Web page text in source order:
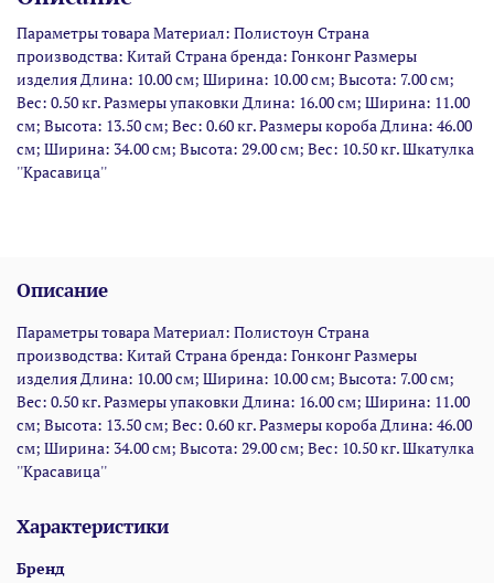
Параметры товара Материал: Полистоун Страна
производства: Китай Страна бренда: Гонконг Размеры
изделия Длина: 10.00 см; Ширина: 10.00 см; Высота: 7.00 см;
Вес: 0.50 кг. Размеры упаковки Длина: 16.00 см; Ширина: 11.00
см; Высота: 13.50 см; Вес: 0.60 кг. Размеры короба Длина: 46.00
см; Ширина: 34.00 см; Высота: 29.00 см; Вес: 10.50 кг. Шкатулка
''Красавица''
Описание
Параметры товара Материал: Полистоун Страна
производства: Китай Страна бренда: Гонконг Размеры
изделия Длина: 10.00 см; Ширина: 10.00 см; Высота: 7.00 см;
Вес: 0.50 кг. Размеры упаковки Длина: 16.00 см; Ширина: 11.00
см; Высота: 13.50 см; Вес: 0.60 кг. Размеры короба Длина: 46.00
см; Ширина: 34.00 см; Высота: 29.00 см; Вес: 10.50 кг. Шкатулка
''Красавица''
Характеристики
Бренд